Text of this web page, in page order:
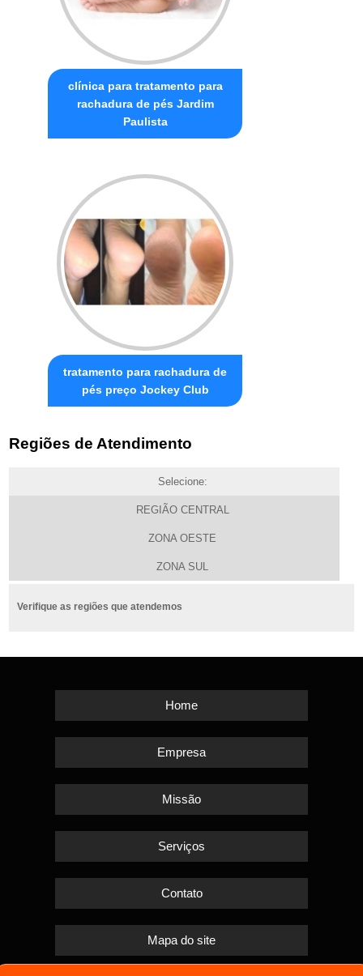
clínica para tratamento para
rachadura de pés Jardim
Paulista
tratamento para rachadura de
pés preço Jockey Club
Regiões de Atendimento
Selecione:
REGIÃO CENTRAL
ZONA OESTE
ZONA SUL
Verifique as regiões que atendemos
Home
Empresa
Missão
Serviços
Contato
Mapa do site